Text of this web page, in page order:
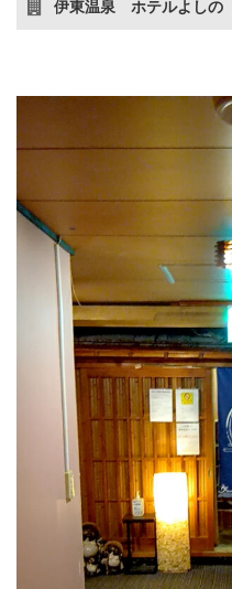
伊東温泉 ホテルよしの